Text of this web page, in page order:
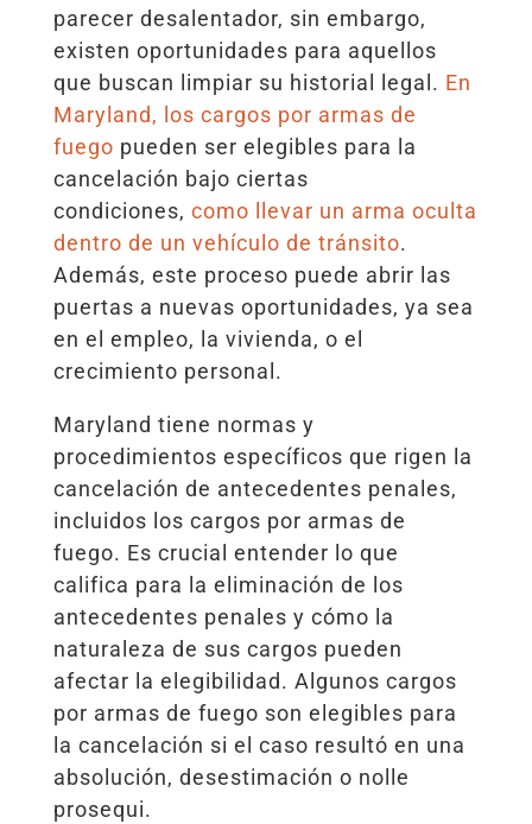
parecer desalentador, sin embargo,
existen oportunidades para aquellos
que buscan limpiar su historial legal. En
Maryland, los cargos por armas de
fuego pueden ser elegibles para la
cancelación bajo ciertas
condiciones, como llevar un arma oculta
dentro de un vehículo de tránsito.
Además, este proceso puede abrir las
puertas a nuevas oportunidades, ya sea
en el empleo, la vivienda, o el
crecimiento personal.
Maryland tiene normas y
procedimientos específicos que rigen la
cancelación de antecedentes penales,
incluidos los cargos por armas de
fuego. Es crucial entender lo que
califica para la eliminación de los
antecedentes penales y cómo la
naturaleza de sus cargos pueden
afectar la elegibilidad. Algunos cargos
por armas de fuego son elegibles para
la cancelación si el caso resultó en una
absolución, desestimación o nolle
prosequi.